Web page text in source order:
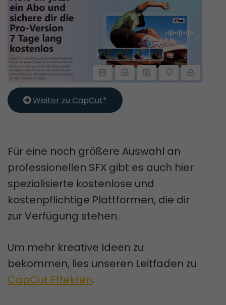
Weiter zu CapCut*
Für eine noch größere Auswahl an
professionellen SFX gibt es auch hier
spezialisierte kostenlose und
kostenpflichtige Plattformen, die dir
zur Verfügung stehen.
Um mehr kreative Ideen zu
bekommen, lies unseren Leitfaden zu
CapCut Effekten.